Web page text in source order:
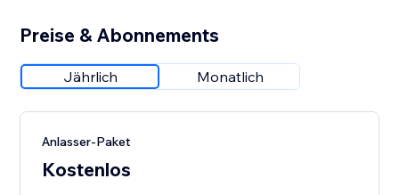
Preise & Abonnements
Jährlich Monatlich
Anlasser-Paket
Kostenlos